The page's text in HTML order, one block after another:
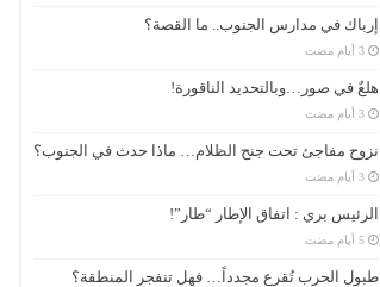
إرباك في مدارس الجنوب.. ما القصة؟
هلعٌ في صور…وبالتحديد الناقورة!
نزوح مفاجئ تحت جنح الظلام… ماذا حدث في الجنوب؟
الرئيس بري : اتفاق الإطار “طار”!
طبول الحرب تُقرع مجدداً… فهل تنفجر المنطقة؟